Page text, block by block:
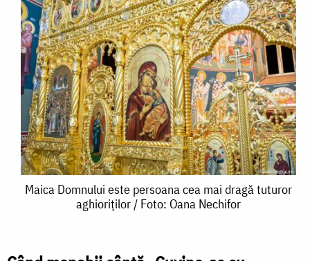
Maica
Domnului
Maica Domnului este persoana cea mai dragă tuturor
aghioriților / Foto: Oana Nechifor